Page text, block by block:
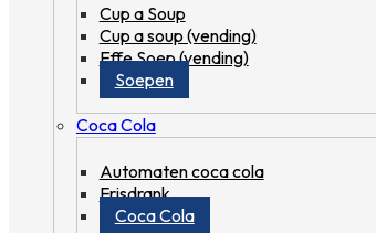
Cup a Soup
Cup a soup (vending)
Effe Soep (vending)
Soepen
Coca Cola
Automaten coca cola
Frisdrank
Coca Cola